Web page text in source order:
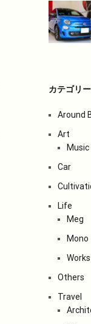
カテゴリー
Around
Art
Music
Car
Life
Meg
Mono
Works
Others
Travel